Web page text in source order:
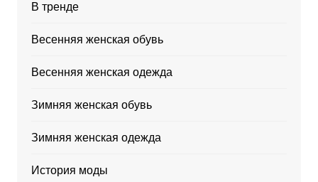
В тренде
Весенняя женская обувь
Весенняя женская одежда
Зимняя женская обувь
Зимняя женская одежда
История моды